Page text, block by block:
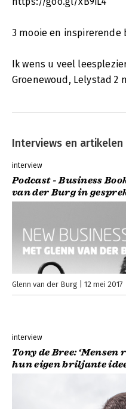
3 mooie en inspirerende
Ik wens u veel
Groenewoud, Lelystad 2
Interviews en artikelen
interview
Podcast - Business
van der Burg in
Glenn van der Burg 12 mei 2017
interview
Tony de Bree:
hun eigen briljante